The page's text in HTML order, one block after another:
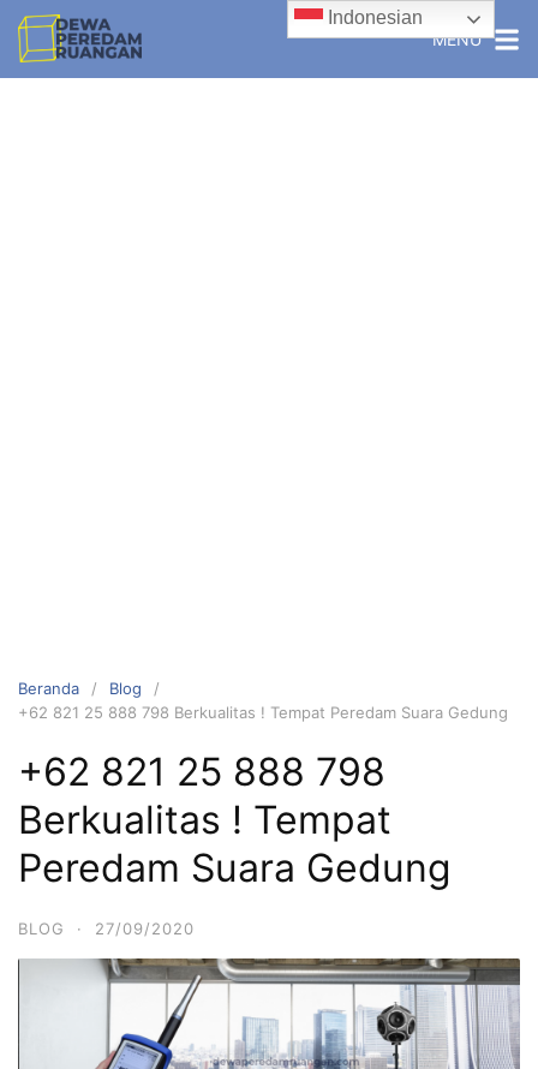
MENU
Beranda
Blog
+62 821 25 888 798 Berkualitas ! Tempat Peredam Suara Gedung
+62 821 25 888 798
Berkualitas ! Tempat
Peredam Suara Gedung
BLOG · 27/09/2020
Indonesian